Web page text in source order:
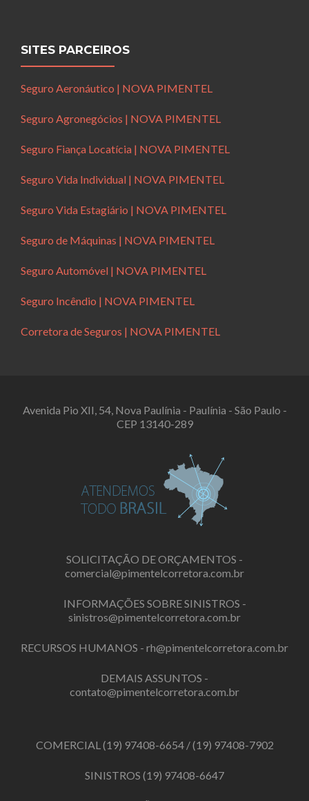
SITES PARCEIROS
Seguro Aeronáutico | NOVA PIMENTEL
Seguro Agronegócios | NOVA PIMENTEL
Seguro Fiança Locatícia | NOVA PIMENTEL
Seguro Vida Individual | NOVA PIMENTEL
Seguro Vida Estagiário | NOVA PIMENTEL
Seguro de Máquinas | NOVA PIMENTEL
Seguro Automóvel | NOVA PIMENTEL
Seguro Incêndio | NOVA PIMENTEL
Corretora de Seguros | NOVA PIMENTEL
Avenida Pio XII, 54, Nova Paulínia - Paulínia - São Paulo -
CEP 13140-289
SOLICITAÇÃO DE ORÇAMENTOS -
comercial@pimentelcorretora.com.br
INFORMAÇÕES SOBRE SINISTROS -
sinistros@pimentelcorretora.com.br
RECURSOS HUMANOS - rh@pimentelcorretora.com.br
DEMAIS ASSUNTOS -
contato@pimentelcorretora.com.br
COMERCIAL(19) 97408-6654/(19) 97408-7902
SINISTROS (19) 97408-6647